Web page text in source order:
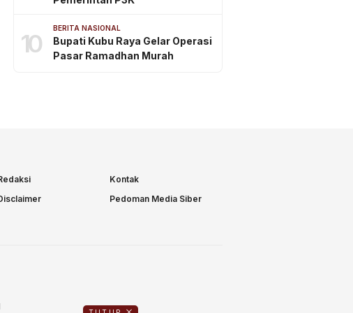
10
BERITA NASIONAL
Bupati Kubu Raya Gelar Operasi
Pasar Ramadhan Murah
Kontak
Pedoman Media Siber